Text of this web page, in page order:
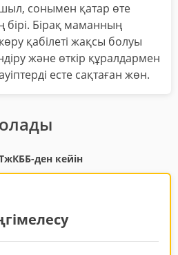
сонымен қатар өте
Бірақ маманның
қабілеті жақсы болуы
және өткір құралдармен
есте сақтаған жөн.
ден кейін